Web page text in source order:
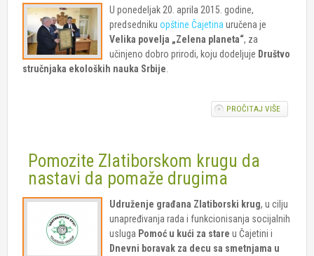
U ponedeljak 20. aprila 2015. godine,
predsedniku opštine Čajetina uručena je
Velika povelja „Zelena planeta“, za
učinjeno dobro prirodi, koju dodeljuje Društvo
stručnjaka ekoloških nauka Srbije
PROČITAJ VIŠEO
Pomozite Zlatiborskom krugu da
nastavi da pomaže drugima
Udruženje građana Zlatiborski krug, u cilju
unapređivanja rada i funkcionisanja socijalnih
usluga Pomoć u kući za stare u Čajetini i
Dnevni boravak za decu sa smetnjama u